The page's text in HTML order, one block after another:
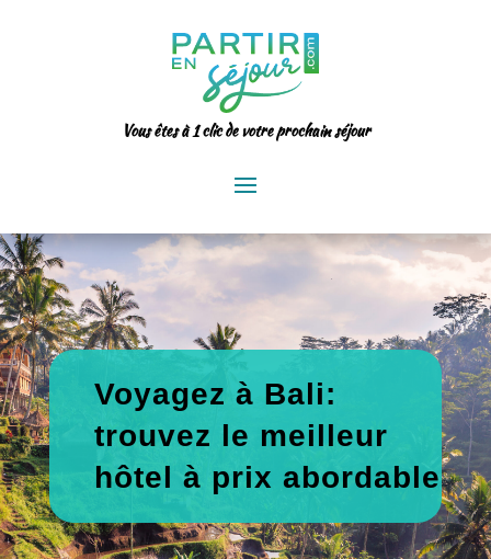
Vous êtes à 1 clic de votre prochain séjour
Voyagez à Bali:
trouvez le meilleur
hôtel à prix abordable